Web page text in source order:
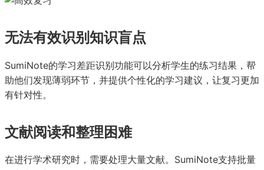
无法有效识别知识盲点
SumiNote的学习差距识别功能可以分析学生的练习结果，帮
助他们发现薄弱环节，并提供个性化的学习建议，让复习更加
有针对性。
文献阅读和整理困难
在进行学术研究时，需要处理大量文献。SumiNote支持批量